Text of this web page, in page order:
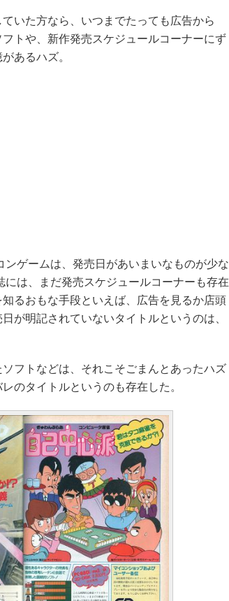
いた方なら、いつまでたっても広告から
トや、新作発売スケジュールコーナーにず
あるハズ。
ゲームは、発売日があいまいなものが少な
には、まだ発売スケジュールコーナーも存在
るおもな手段といえば、広告を見るか店頭
が明記されていないタイトルというのは、
フトなどは、それこそごまんとあったハズ
のタイトルというのも存在した。